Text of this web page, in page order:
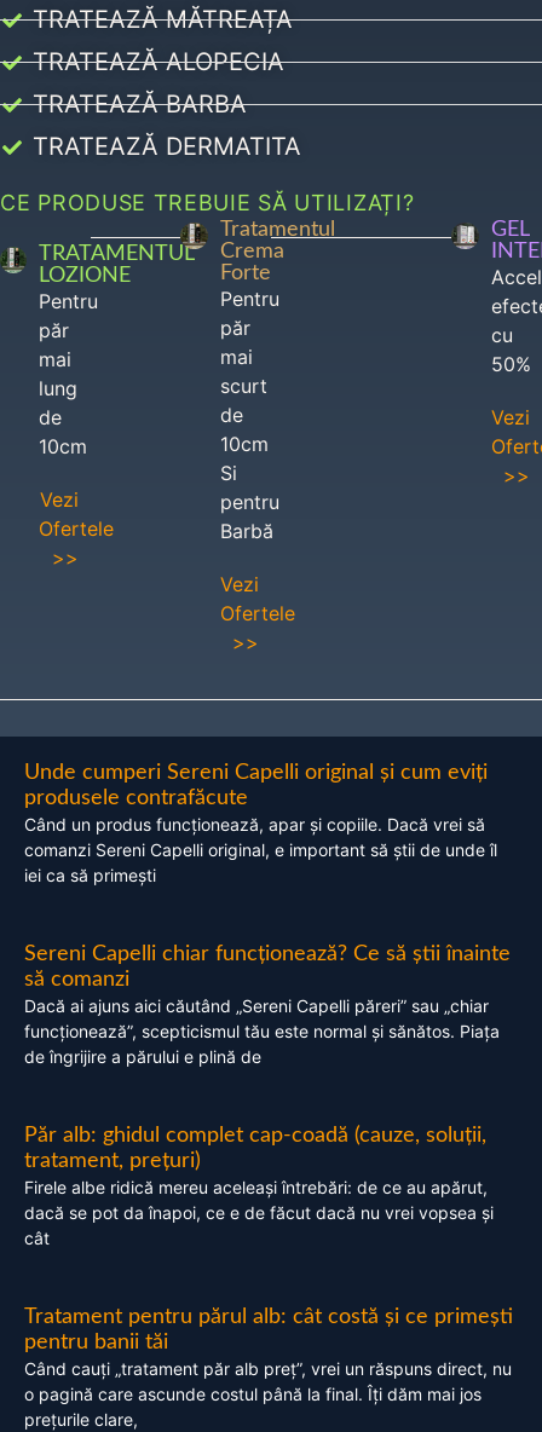
TRATEAZĂ MĂTREAȚA
TRATEAZĂ ALOPECIA
TRATEAZĂ BARBA
TRATEAZĂ DERMATITA
CE PRODUSE TREBUIE SĂ UTILIZAȚI?
TRATAMENTUL
LOZIONE
Pentru
păr
mai
lung
de
10cm
Vezi
Ofertele
>>
Tratamentul
Crema
Forte
Pentru
păr
mai
scurt
de
10cm
Si
pentru
Barbă
Vezi
Ofertele
>>
GEL
cu
50%
Vezi
>>
Unde cumperi Sereni Capelli original și cum eviți
produsele contrafăcute
Când un produs funcționează, apar și copiile. Dacă vrei să
comanzi Sereni Capelli original, e important să știi de unde îl
iei ca să primești
Sereni Capelli chiar funcționează? Ce să știi înainte
să comanzi
Dacă ai ajuns aici căutând „Sereni Capelli păreri” sau „chiar
funcționează”, scepticismul tău este normal și sănătos. Piața
de îngrijire a părului e plină de
Păr alb: ghidul complet cap-coadă (cauze, soluții,
tratament, prețuri)
Firele albe ridică mereu aceleași întrebări: de ce au apărut,
dacă se pot da înapoi, ce e de făcut dacă nu vrei vopsea și
cât
Tratament pentru părul alb: cât costă și ce primești
pentru banii tăi
Când cauți „tratament păr alb preț”, vrei un răspuns direct, nu
o pagină care ascunde costul până la final. Îți dăm mai jos
prețurile clare,